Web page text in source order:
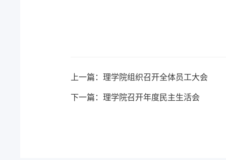
上一篇：理学院组织召开全体员工大会
下一篇：理学院召开年度民主生活会